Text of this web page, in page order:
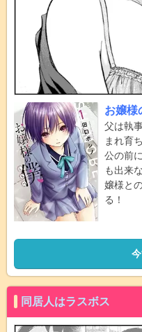
お嬢様
父は執
まれ育
公の前
も出来
嬢様と
る！
同居人はラスボス